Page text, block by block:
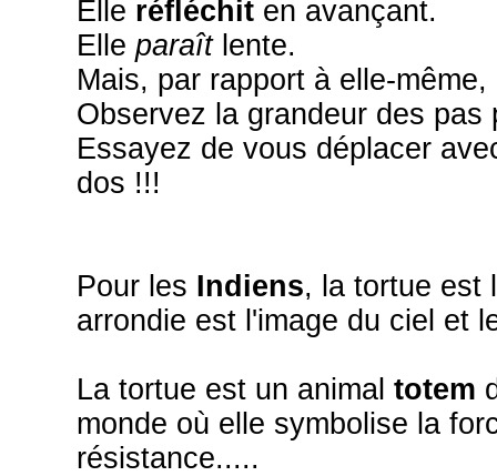
Elle réfléchit en avançant.
Elle paraîtlente.
Mais, par rapport à elle-
Observez la grandeur des
Essayez de vous déplacer
dos !!!
Pour les Indiens, la tortue est
arrondie est l'image du ciel et
La tortue est un animal totem
monde où elle symbolise la
résistance.....